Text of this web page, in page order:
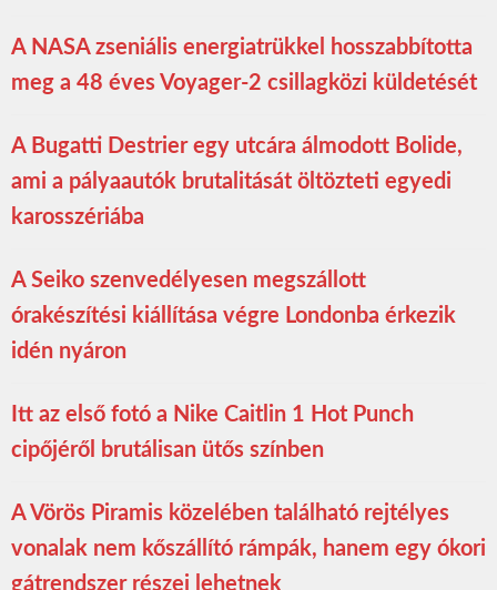
A NASA zseniális energiatrükkel hosszabbította
meg a 48 éves Voyager-2 csillagközi küldetését
A Bugatti Destrier egy utcára álmodott Bolide,
ami a pályaautók brutalitását öltözteti egyedi
karosszériába
A Seiko szenvedélyesen megszállott
órakészítési kiállítása végre Londonba érkezik
idén nyáron
Itt az első fotó a Nike Caitlin 1 Hot Punch
cipőjéről brutálisan ütős színben
A Vörös Piramis közelében található rejtélyes
vonalak nem kőszállító rámpák, hanem egy ókori
gátrendszer részei lehetnek